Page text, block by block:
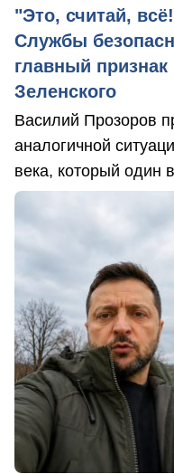
"Это, считай,
Службы
главный
Зеленского
Василий Прозоров
аналогичной
века, который один